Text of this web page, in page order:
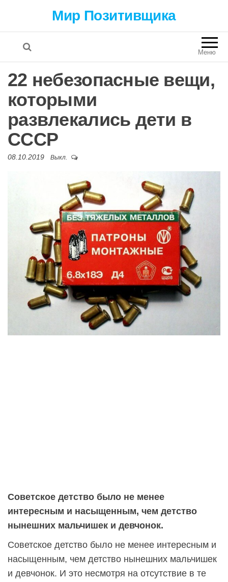
Мир Позитивщика
Меню
22 небезопасные вещи,
которыми
развлекались дети в
СССР
08.10.2019 Выкл.
Советское детство было не менее
интересным и насыщенным, чем детство
нынешних мальчишек и девчонок.
Советское детство было не менее интересным и
насыщенным, чем детство нынешних мальчишек
и девчонок. И это несмотря на отсутствие в те